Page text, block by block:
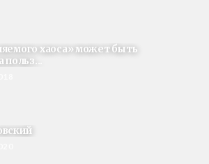
хаоса» может быть